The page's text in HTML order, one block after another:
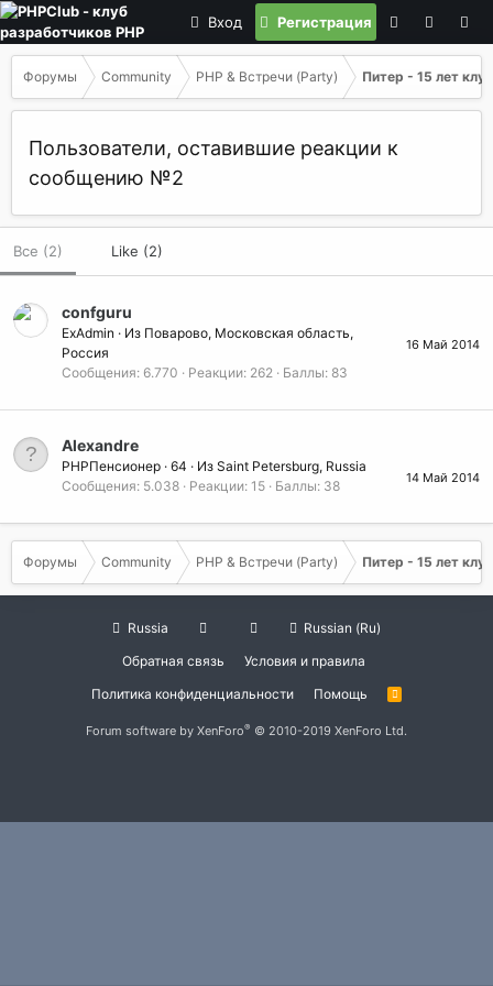
Вход Регистрация
Форумы Community PHP & Встречи (Party) Питер - 15 лет
Пользователи, оставившие реакции к
сообщению №2
Все (2) Like (2)
16 Май 2014
confguru
ExAdmin · Из Поварово, Московская область,
Россия
Сообщения 6.770 Реакции 262 Баллы 83
14 Май 2014
Alexandre
PHPПенсионер · 64 · Из Saint Petersburg, Russia
Сообщения 5.038 Реакции 15 Баллы 38
Форумы Community PHP & Встречи (Party) Питер - 15 лет
Russia
Russian (Ru)
Обратная связь
Условия и правила
Политика конфиденциальности
Помощь
R
Forum software by XenForo® © 2010-2019 XenForo Ltd.